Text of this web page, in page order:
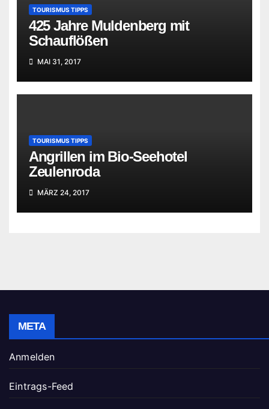
TOURISMUS TIPPS
425 Jahre Muldenberg mit
Schauflößen
MAI 31, 2017
TOURISMUS TIPPS
Angrillen im Bio-Seehotel
Zeulenroda
MÄRZ 24, 2017
META
Anmelden
Eintrags-Feed